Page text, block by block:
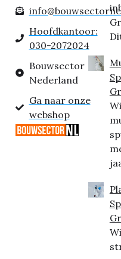
Hoofdkantoor:
030-2072024
Bouwsector
Nederland
Ga naar onze
webshop